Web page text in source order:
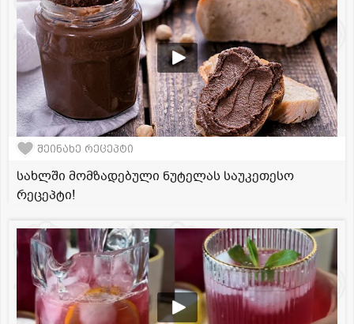
შეინახე რეცეპტი
სახლში მომზადებული ნუტელას საუკეთესო
რეცეპტი!